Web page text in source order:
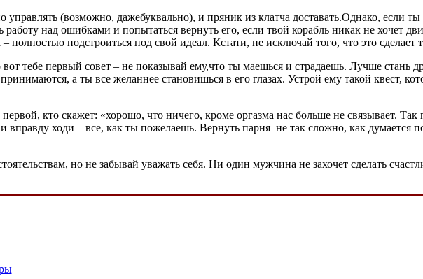
(возможно, дажебуквально), и пряник из клатча доставать.Однако, если ты
над ошибками и попытаться вернуть его, если твой корабль никак не хочет
полностью подстроиться под свой идеал. Кстати, не исключай того, что это сделает
тебе первый совет – не показывай ему,что ты маешься и страдаешь. Лучше стань
а ты все желаннее становишься в его глазах. Устрой ему такой квест,
первой, кто скажет: «хорошо, что ничего, кроме оргазма нас больше не связывает.
ходи – все, как ты пожелаешь. Вернуть парня не так сложно, как думается
но не забывай уважать себя. Ни один мужчина не захочет сделать